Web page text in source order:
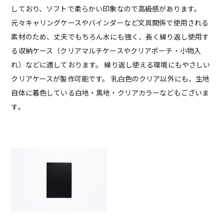
しており、ソフトで柔らかい印象なので高級感があります。
元々キャリングケースやバインダーなど文具関係で使用される
素材のため、丈夫でもちろん水にも強く、長く繰り返し使用す
る収納ケース（クリアマルチケースやクリアポーチ・小物入
れ）などに適しております。 繰り返し使える環境にもやさしい
クリアケースが製作可能です。 乳白色のクリア以外にも、生地
自体に着色している白地・黒地・クリアカラーなどもございま
す。